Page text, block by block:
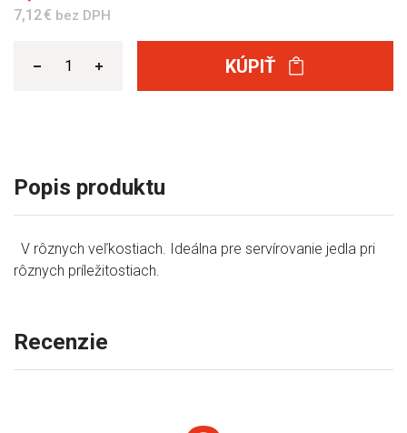
7,12 € bez DPH
KÚPIŤ
Popis produktu
V rôznych veľkostiach. Ideálna pre servírovanie jedla pri
rôznych príležitostiach.
Recenzie